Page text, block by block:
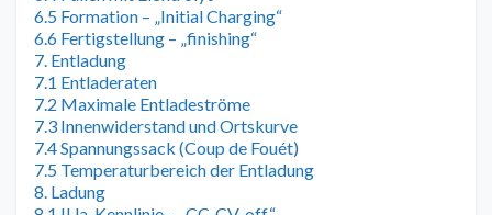
6.5 Formation – „Initial Charging“
6.6 Fertigstellung – „finishing“
7. Entladung
7.1 Entladeraten
7.2 Maximale Entladeströme
7.3 Innenwiderstand und Ortskurve
7.4 Spannungssack (Coup de Fouét)
7.5 Temperaturbereich der Entladung
8. Ladung